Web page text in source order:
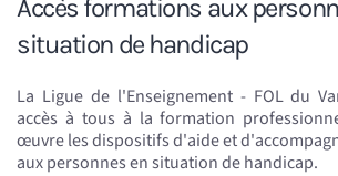
Accès formations aux
situation de handicap
La Ligue de l'Enseignement - FOL du
accès à tous à la formation
œuvre les dispositifs d'aide et
aux personnes en situation de handicap.